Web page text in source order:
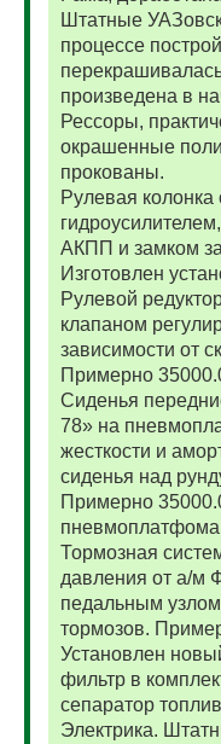
Штатные
процессе
произведена в
Рессоры,
окрашенные
прокованы.
Рулевая
АКПП и замком
Изготовлен
Рулевой
клапаном
зависимости от
Примерно
Сиденья
78» на
жесткости и
сиденья над
Примерно
Тормозная
давления от а/м
педальным
тормозов.
Установлен
фильтр в
сепаратор
Электрика.